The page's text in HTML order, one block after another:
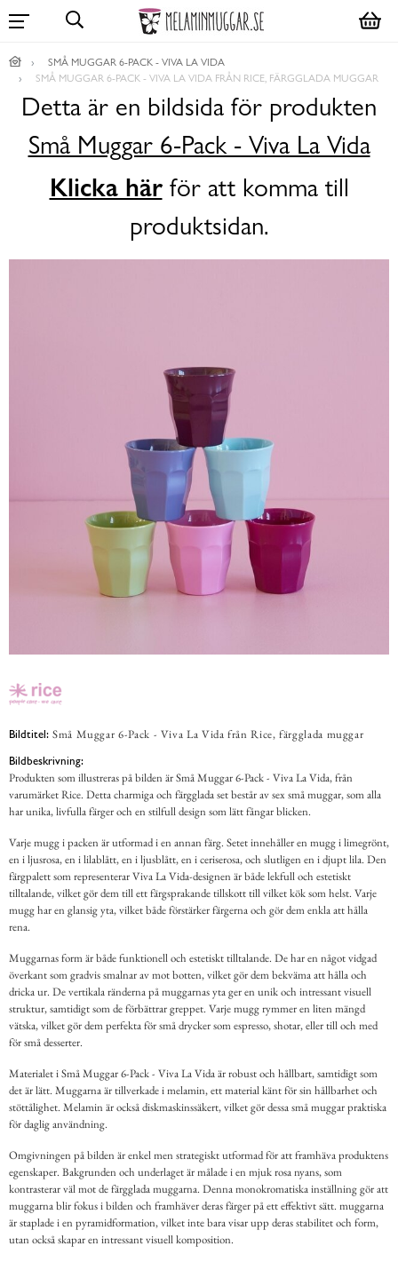
SMÅ MUGGAR 6-PACK - VIVA LA VIDA
SMÅ MUGGAR 6-PACK - VIVA LA VIDA FRÅN RICE, FÄRGGLADA MUGGAR
Detta är en bildsida för produkten
Små Muggar 6-Pack - Viva La Vida
Klicka härför att komma till
produktsidan.
Bildtitel: Små Muggar 6-Pack - Viva La Vida från Rice, färgglada muggar
Bildbeskrivning:
Produkten som illustreras på bilden är Små Muggar 6-Pack - Viva La Vida, från
varumärket Rice. Detta charmiga och färgglada set består av sex små muggar, som alla
har unika, livfulla färger och en stilfull design som lätt fångar blicken.
Varje mugg i packen är utformad i en annan färg. Setet innehåller en mugg i limegrönt,
en i ljusrosa, en i lilablått, en i ljusblått, en i ceriserosa, och slutligen en i djupt lila. Den
färgpalett som representerar Viva La Vida-designen är både lekfull och estetiskt
tilltalande, vilket gör dem till ett färgsprakande tillskott till vilket kök som helst. Varje
mugg har en glansig yta, vilket både förstärker färgerna och gör dem enkla att hålla
rena.
Muggarnas form är både funktionell och estetiskt tilltalande. De har en något vidgad
överkant som gradvis smalnar av mot botten, vilket gör dem bekväma att hålla och
dricka ur. De vertikala ränderna på muggarnas yta ger en unik och intressant visuell
struktur, samtidigt som de förbättrar greppet. Varje mugg rymmer en liten mängd
vätska, vilket gör dem perfekta för små drycker som espresso, shotar, eller till och med
för små desserter.
Materialet i Små Muggar 6-Pack - Viva La Vida är robust och hållbart, samtidigt som
det är lätt. Muggarna är tillverkade i melamin, ett material känt för sin hållbarhet och
stöttålighet. Melamin är också diskmaskinssäkert, vilket gör dessa små muggar praktiska
för daglig användning.
Omgivningen på bilden är enkel men strategiskt utformad för att framhäva produktens
egenskaper. Bakgrunden och underlaget är målade i en mjuk rosa nyans, som
kontrasterar väl mot de färgglada muggarna. Denna monokromatiska inställning gör att
muggarna blir fokus i bilden och framhäver deras färger på ett effektivt sätt. muggarna
är staplade i en pyramidformation, vilket inte bara visar upp deras stabilitet och form,
utan också skapar en intressant visuell komposition.